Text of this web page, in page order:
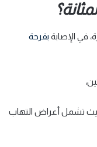
بقرحة
تشمل أعراض التهاب